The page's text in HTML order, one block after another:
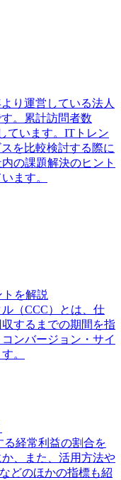
り運営している法人
。累計訪問者数
ています。ITトレン
を比較検討する際に
の課題解決のヒント
ます。
を解説
（CCC）とは、仕
するまでの期間を指
ンバージョン・サイ
。
る経常利益の割合を
、また、活用方法や
どのほかの指標も紹